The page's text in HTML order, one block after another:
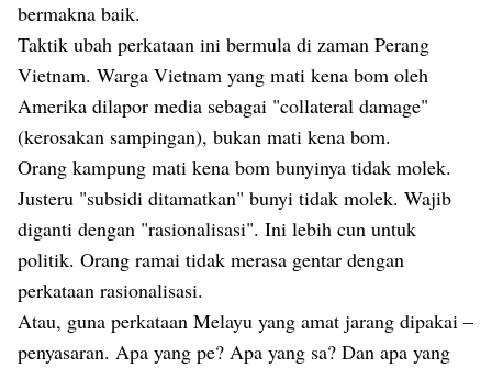
bermakna baik.
Taktik ubah perkataan ini bermula di zaman Perang
Vietnam. Warga Vietnam yang mati kena bom oleh
Amerika dilapor media sebagai "collateral damage"
(kerosakan sampingan), bukan mati kena bom.
Orang kampung mati kena bom bunyinya tidak molek.
Justeru "subsidi ditamatkan" bunyi tidak molek. Wajib
diganti dengan "rasionalisasi". Ini lebih cun untuk
politik. Orang ramai tidak merasa gentar dengan
perkataan rasionalisasi.
Atau, guna perkataan Melayu yang amat jarang dipakai –
penyasaran. Apa yang pe? Apa yang sa? Dan apa yang